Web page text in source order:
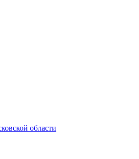
области